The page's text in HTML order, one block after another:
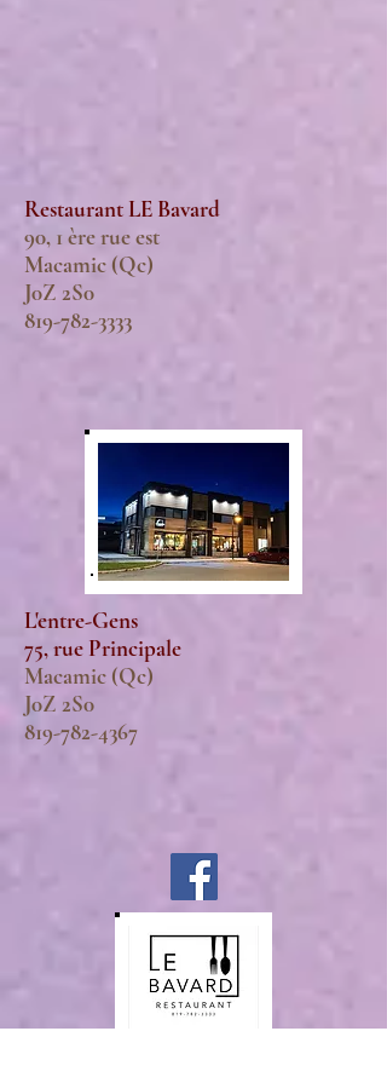
Restaurant LE Bavard
90, 1 ère rue est
Macamic (Qc)
J0Z 2S0
819-782-3333
L'entre-Gens
75, rue Principale
Macamic (Qc)
J0Z 2S0
819-782-4367